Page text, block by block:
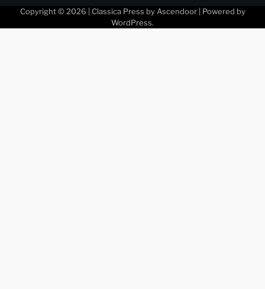
Copyright © 2026 | Classica Press by Ascendoor| Powered by
WordPress.